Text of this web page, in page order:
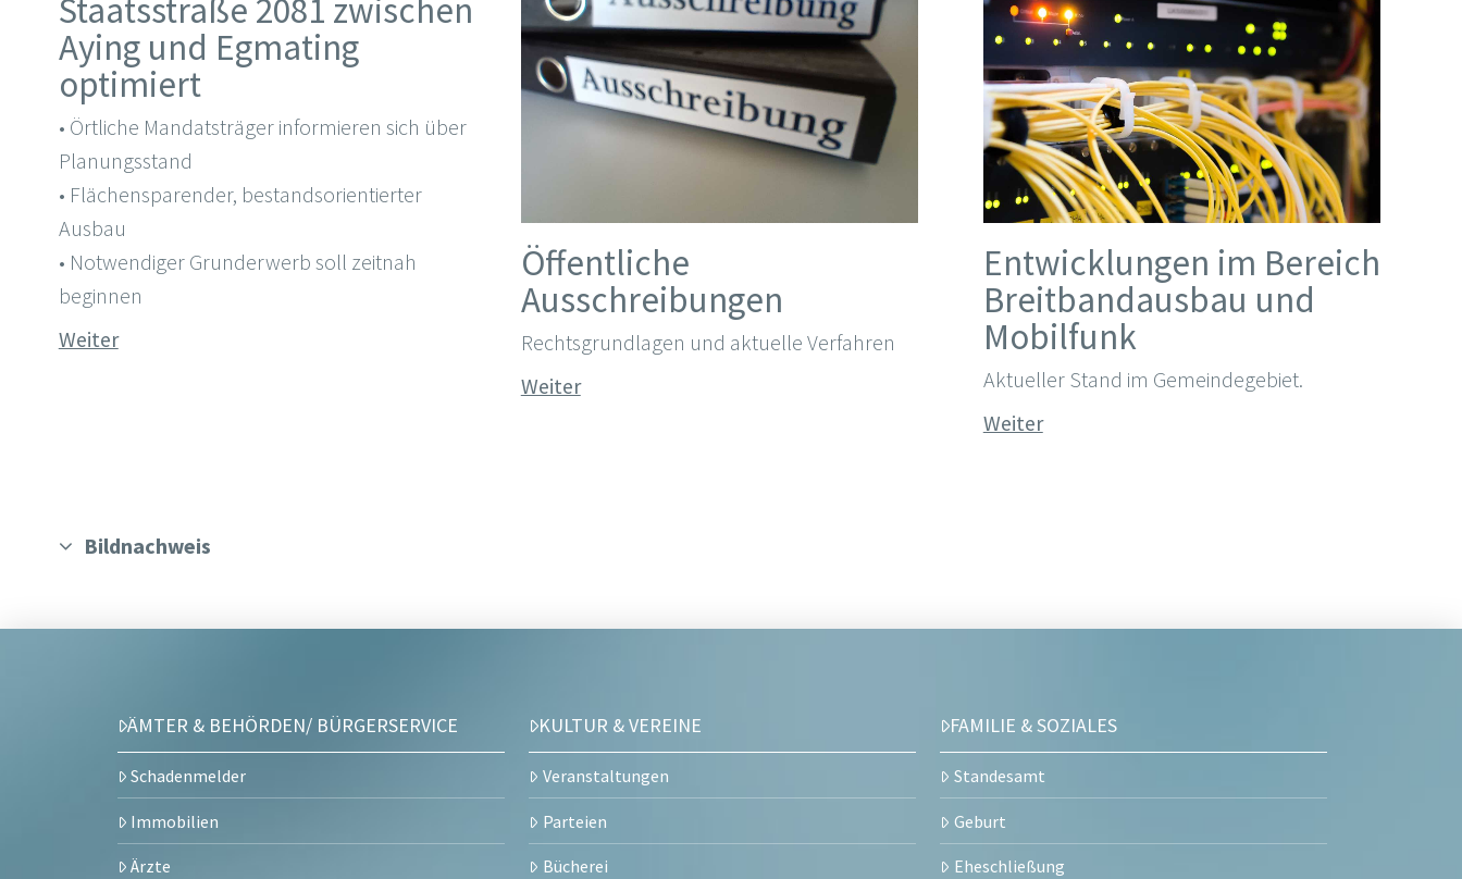
Staatsstraße 2081 zwischen
Aying und Egmating
optimiert
• Örtliche Mandatsträger informieren sich über
Planungsstand
• Flächensparender, bestandsorientierter
Ausbau
• Notwendiger Grunderwerb soll zeitnah
beginnen
Weiter
Öffentliche
Ausschreibungen
Rechtsgrundlagen und aktuelle Verfahren
Weiter
Entwicklungen im Bereich
Breitbandausbau und
Mobilfunk
Aktueller Stand im Gemeindegebiet.
Weiter
Bildnachweis
ÄMTER & BEHÖRDEN/ BÜRGERSERVICE
Schadenmelder
Immobilien
Ärzte
KULTUR & VEREINE
Veranstaltungen
Parteien
Bücherei
FAMILIE & SOZIALES
Standesamt
Geburt
Eheschließung